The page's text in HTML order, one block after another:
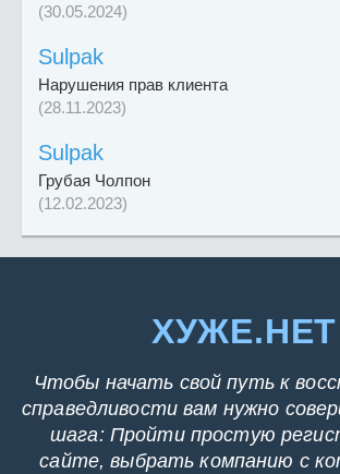
(30.05.2024)
Sulpak
Нарушения прав клиента
(28.11.2023)
Sulpak
Грубая Чолпон
(12.02.2023)
ХУЖЕ.НЕТ
Чтобы начать свой путь к
справедливости вам нужно
шага: Пройти простую
сайте, выбрать компанию с